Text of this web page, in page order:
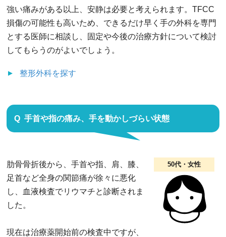
強い痛みがある以上、安静は必要と考えられます。TFCC
損傷の可能性も高いため、できるだけ早く手の外科を専門
とする医師に相談し、固定や今後の治療方針について検討
してもらうのがよいでしょう。
整形外科を探す
手首や指の痛み、手を動かしづらい状態
50代・女性
肋骨骨折後から、手首や指、肩、膝、
足首など全身の関節痛が徐々に悪化
し、血液検査でリウマチと診断されま
した。
現在は治療薬開始前の検査中ですが、